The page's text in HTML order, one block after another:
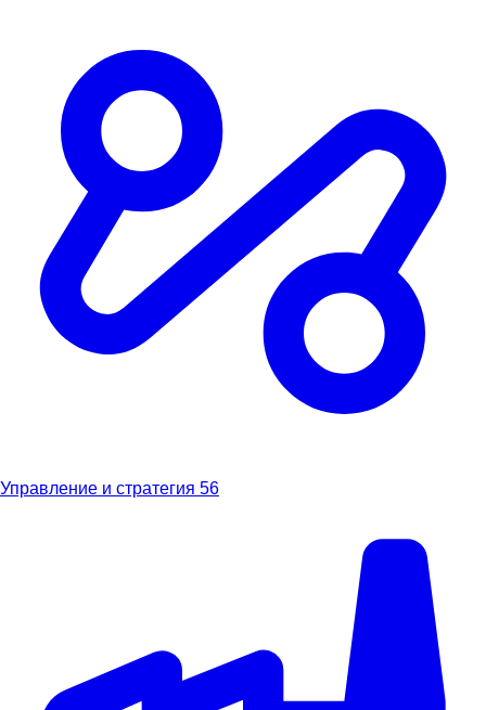
Управление и стратегия 56